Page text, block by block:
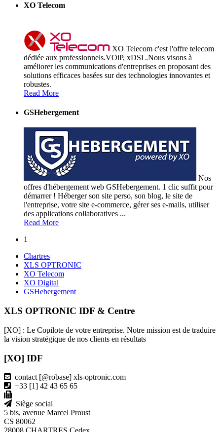
XO Telecom
XO Telecom c'est l'offre telecom
dédiée aux professionnels.VOiP, xDSL.Nous visons à
améliorer les communications d'entreprises en proposant des
solutions efficaces basées sur des technologies innovantes et
robustes.
Read More
GSHebergement
Nos
offres d'hébergement web GSHebergement. 1 clic suffit pour
démarrer ! Héberger son site perso, son blog, le site de
l'entreprise, votre site e-commerce, gérer ses e-mails, utiliser
des applications collaboratives ...
Read More
1
Chartres
XLS OPTRONIC
XO Telecom
XO Digital
GSHebergement
XLS OPTRONIC IDF & Centre
[XO] : Le Copilote de votre entreprise. Notre mission est de traduire
la vision stratégique de nos clients en résultats
[XO] IDF
contact [@robase] xls-optronic.com
+33 [1] 42 43 65 65
Siège social
5 bis, avenue Marcel Proust
CS 80062